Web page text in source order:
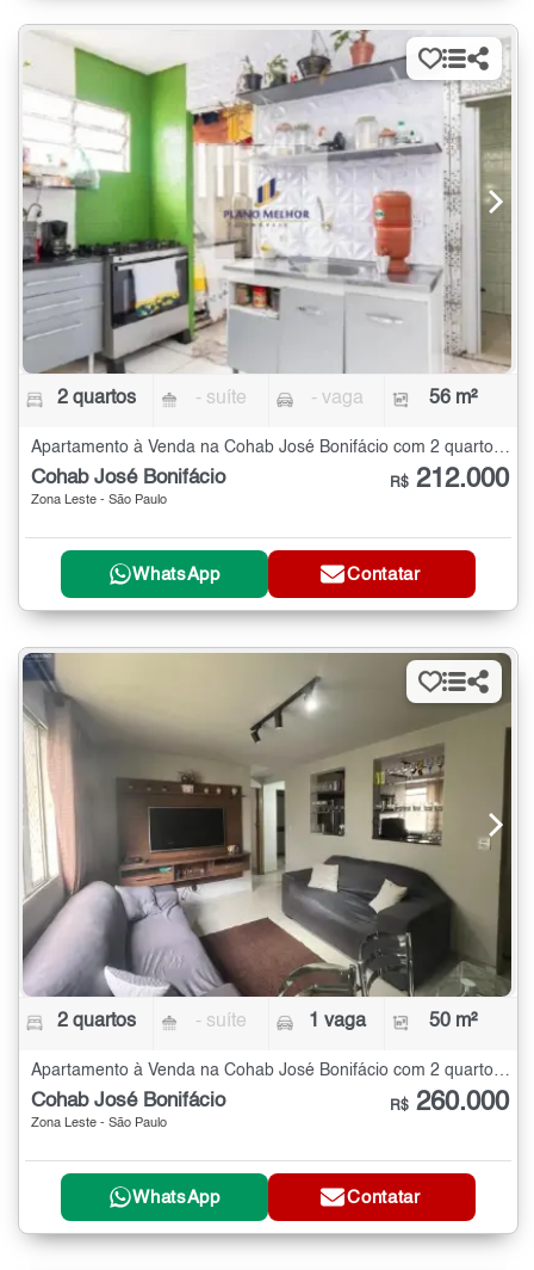
2 quartos - suíte - vaga 56 m²
Apartamento à Venda na Cohab José Bonifácio com 2 quartos - 56 m²
Cohab José Bonifácio
Zona Leste - São Paulo
R$ 212.000
WhatsApp Contatar
2 quartos - suíte 1 vaga 50 m²
Apartamento à Venda na Cohab José Bonifácio com 2 quartos - 50 m²
Cohab José Bonifácio
Zona Leste - São Paulo
R$ 260.000
WhatsApp Contatar